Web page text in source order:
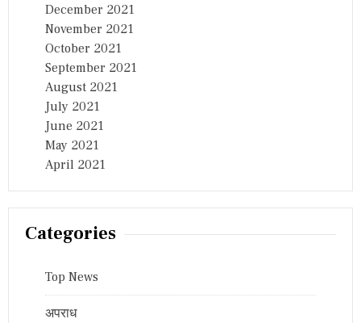
December 2021
November 2021
October 2021
September 2021
August 2021
July 2021
June 2021
May 2021
April 2021
Categories
Top News
अपराध